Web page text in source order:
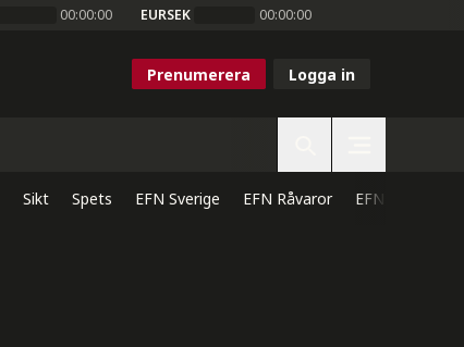
00:00:00 EURSEK 00:00:00
Prenumerera Logga in
Sikt Spets EFN Sverige EFN Råvaror EFN Direkt